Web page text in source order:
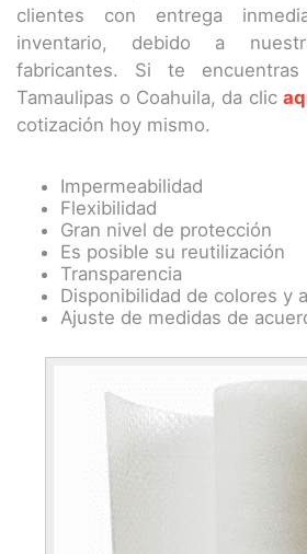
clientes con entrega
inventario, debido a
fabricantes. Si te
Tamaulipas o Coahuila, da clic
cotización hoy mismo.
Impermeabilidad
Flexibilidad
Gran nivel de protección
Es posible su reutilización
Transparencia
Disponibilidad de colores y
Ajuste de medidas de